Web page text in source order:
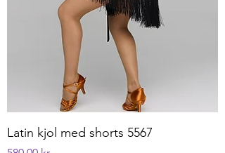
Latin kjol med shorts 5567